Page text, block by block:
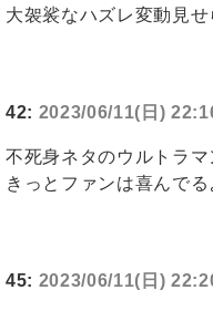
大袈裟なハズレ変動見
42: 2023/06/11(日)
不死身ネタのウルトラ
きっとファンは喜んでる
45: 2023/06/11(日)